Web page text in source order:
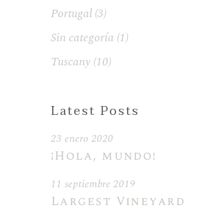
Portugal(3)
Sin categoría (1)
Tuscany (10)
Latest Posts
¡Hola, mundo!
23 enero 2020
Largest Vineyard
11 septiembre 2019